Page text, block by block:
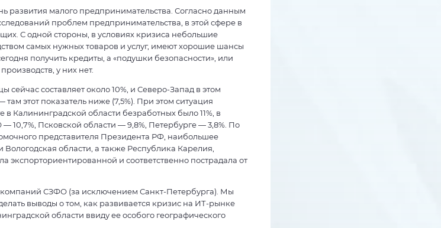
развития малого предпринимательства. Согласно данным
проблем предпринимательства, в этой сфере в
С одной стороны, в условиях кризиса небольшие
самых нужных товаров и услуг, имеют хорошие шансы
получить кредиты, а «подушки безопасности», или
у них нет.
составляет около 10%, и Северо-Запад в этом
этот показатель ниже (7,5%). При этом ситуация
Калининградской области безработных было 11%, в
10,7%, Псковской области — 9,8%, Петербурге — 3,8%. По
представителя Президента РФ, наибольшее
области, а также Республика Карелия,
экспорториентированной и соответственно пострадала от
СЗФО (за исключением Санкт-Петербурга). Мы
выводы о том, как развивается кризис на ИТ-рынке
области ввиду ее особого географического